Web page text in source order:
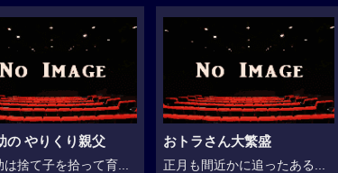
の やりくり親父
は捨て子を拾って育...
おトラさん大繁盛
正月も間近かに追ったある...